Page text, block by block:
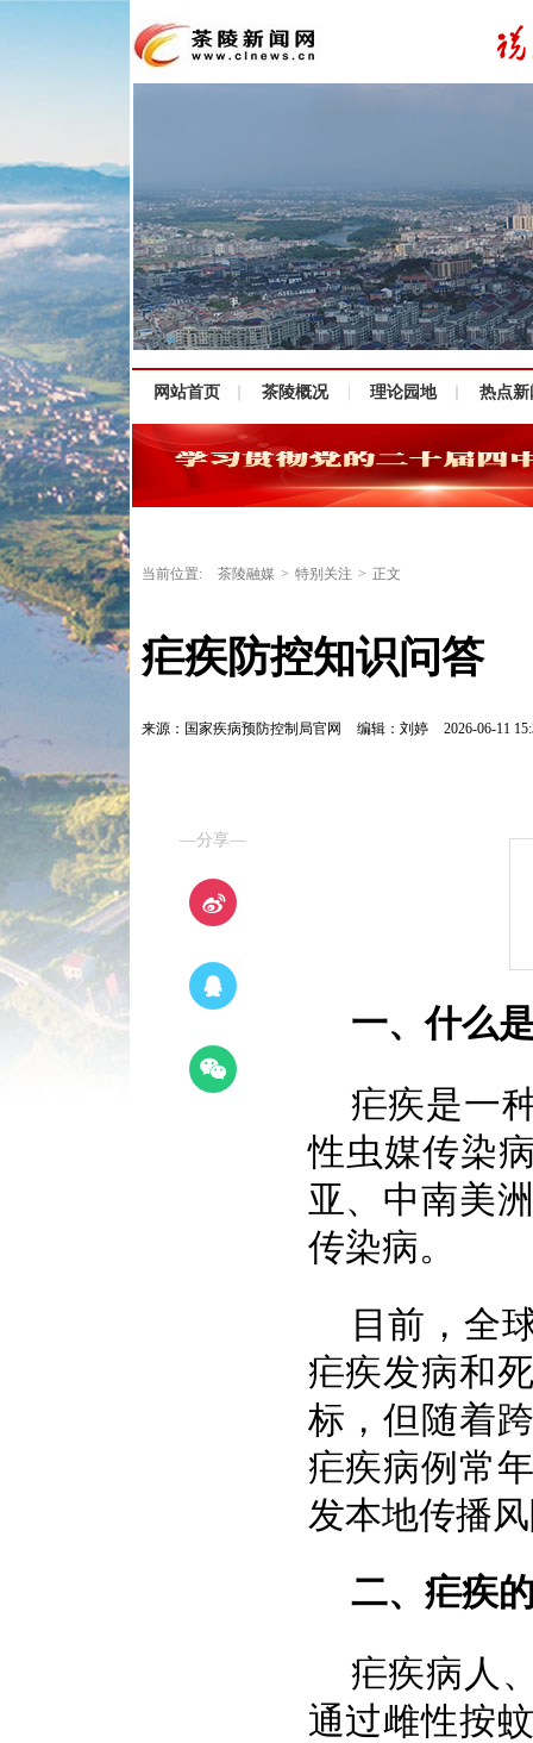
网站首页 茶陵概况 理论园地 热点新
当前位置: 茶陵融媒 > 特别关注 > 正文
疟疾防控知识问答
来源：国家疾病预防控制局官网 编辑：刘婷 2026-06-11
—分享—
一、什么
疟疾是一
性虫媒传染
亚、中南美
传染病。
目前，全
疟疾发病和
标，但随着
疟疾病例常
发本地传播
二、疟疾
疟疾病人
通过雌性按